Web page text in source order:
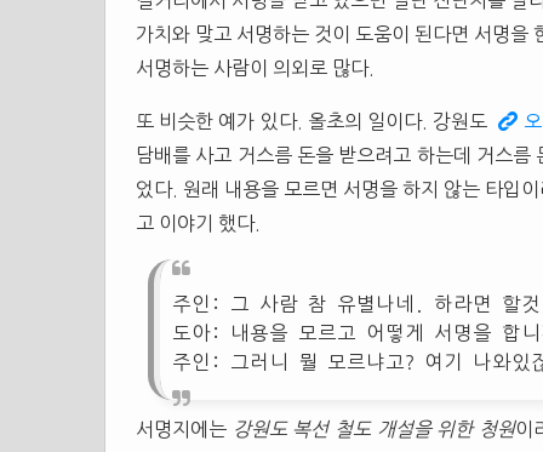
가치와 맞고 서명하는 것이 도움이 된다면 서명을
서명하는 사람이 의외로 많다.
또 비슷한 예가 있다. 올초의 일이다. 강원도
담배를 사고 거스름 돈을 받으려고 하는데 거스
었다. 원래 내용을 모르면 서명을 하지 않는 타입
고 이야기 했다.
주인: 그 사람 참 유별나네. 하라면 할
도아: 내용을 모르고 어떻게 서명을 합니
주인: 그러니 뭘 모르냐고? 여기 나와있
서명지에는 강원도 복선 철도 개설을 위한 청원이